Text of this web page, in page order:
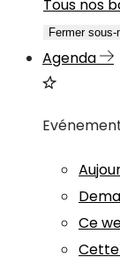
Tous nos
Fermer sous-
Agenda
Ce